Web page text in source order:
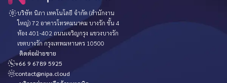
บริษัท นิภา เทคโนโลยี จำกัด (สำนักงาน
ใหญ่) 72 อาคารโทรคมนาคม บางรัก ชั้น 4
ห้อง 401-402 ถนนเจริญกรุง แขวงบางรัก
เขตบางรัก กรุงเทพมหานคร 10500
ติดต่อฝ่ายขาย
+66 9 6789 5925
contact@nipa.cloud